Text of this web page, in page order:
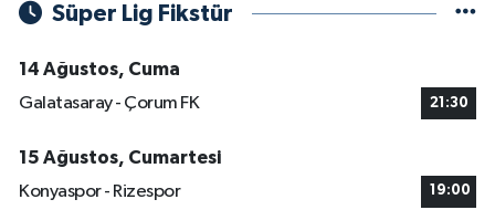
Süper Lig Fikstür
14 Ağustos, Cuma
Galatasaray - Çorum FK
21:30
15 Ağustos, Cumartesi
Konyaspor - Rizespor
19:00